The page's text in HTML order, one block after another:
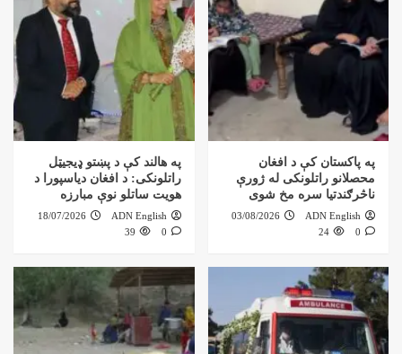
په پاکستان کې د افغان
محصلانو راتلونکی له ژورې
ناڅرګندتیا سره مخ شوی
ADN English
03/08/2026
0
24
په هالند کې د پښتو ډیجیټل
راتلونکی: د افغان دیاسپورا د
هویت ساتلو نوې مبارزه
ADN English
18/07/2026
0
39